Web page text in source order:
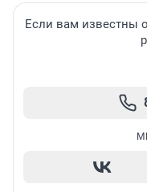
Если вам известны